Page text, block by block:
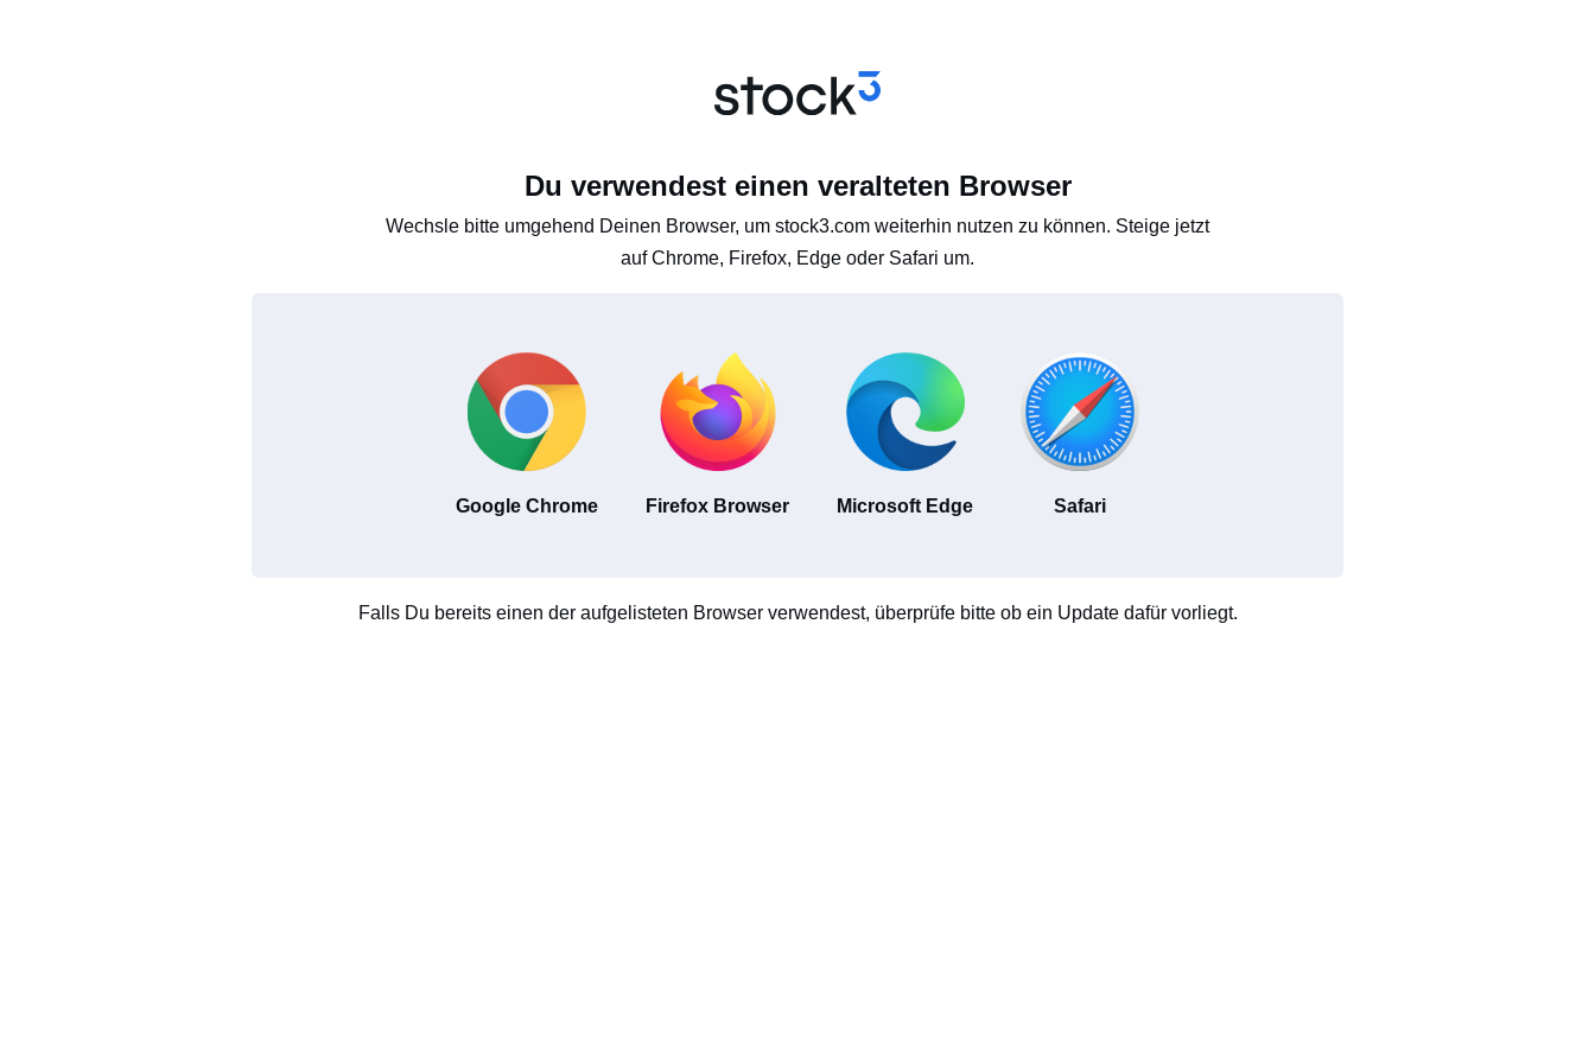
Du verwendest einen veralteten Browser
Wechsle bitte umgehend Deinen Browser, um stock3.com weiterhin nutzen zu können. Steige jetzt
auf Chrome, Firefox, Edge oder Safari um.
Google Chrome Firefox Browser Microsoft Edge Safari
Falls Du bereits einen der aufgelisteten Browser verwendest, überprüfe bitte ob ein Update dafür vorliegt.